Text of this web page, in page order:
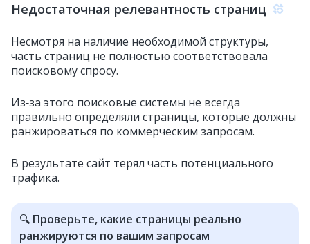
Недостаточная релевантность страниц
Несмотря на наличие необходимой структуры,
часть страниц не полностью соответствовала
поисковому спросу.
Из‑за этого поисковые системы не всегда
правильно определяли страницы, которые должны
ранжироваться по коммерческим запросам.
В результате сайт терял часть потенциального
трафика.
🔍 Проверьте, какие страницы реально
ранжируются по вашим запросам